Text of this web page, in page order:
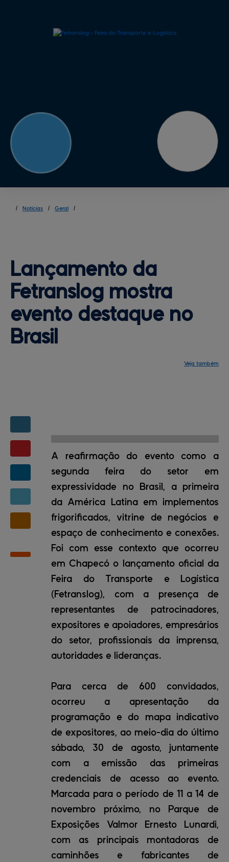
/ Notícias / Geral /
Lançamento da
evento destaque no
Brasil
Veja também
A reafirmação do evento como a
segunda feira do setor em
expressividade no Brasil, a primeira
da América Latina em implementos
frigorificados, vitrine de negócios e
espaço de conhecimento e conexões.
Foi com esse contexto que ocorreu
em Chapecó o lançamento oficial da
Feira do Transporte e Logística
(Fetranslog), com a presença de
representantes de patrocinadores,
expositores e apoiadores, empresários
do setor, profissionais da imprensa,
autoridades e lideranças.
Para cerca de 600 convidados,
ocorreu a apresentação da
programação e do mapa indicativo
de expositores, ao meio-dia do último
sábado, 30 de agosto, juntamente
com a emissão das primeiras
credenciais de acesso ao evento.
Marcada para o período de 11 a 14 de
novembro próximo, no Parque de
Exposições Valmor Ernesto Lunardi,
com as principais montadoras de
caminhões e fabricantes de